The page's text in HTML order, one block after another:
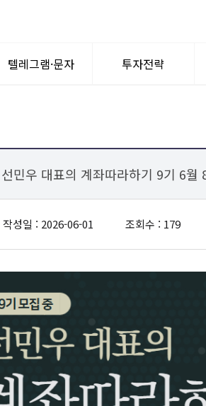
텔레그램·문자
3일 무료체험
이용후기
투자전략
민우 대표의 계좌따라하기 9기 6월
작성일 : 2026-06-01 조회수 : 179